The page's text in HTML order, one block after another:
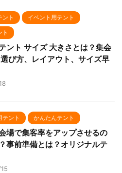
ント イベント用テント
ト
ント サイズ 大きさとは？集会
び方、レイアウト、サイズ早
テント かんたんテント
場で集客率をアップさせるの
事前準備とは？オリジナルテ